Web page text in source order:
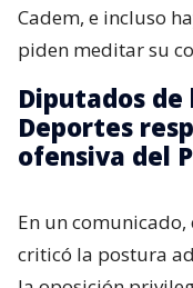
Cadem, e incluso
piden meditar su
Diputados de
Deportes
ofensiva del
En un
criticó la postura